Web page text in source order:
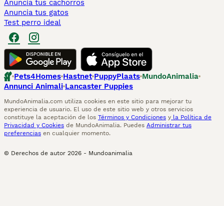
Anuncia tus cachorros
Anuncia tus gatos
Test perro ideal
Pets4Homes Hastnet PuppyPlaats MundoAnimalia
Annunci Animali Lancaster Puppies
MundoAnimalia.com utiliza cookies en este sitio para mejorar tu
experiencia de usuario. El uso de este sitio web y otros servicios
constituye la aceptación de los Términos y Condiciones y la Política de
Privacidad y Cookies de MundoAnimalia. Puedes Administrar tus
preferencias en cualquier momento.
© Derechos de autor 2026 - Mundoanimalia